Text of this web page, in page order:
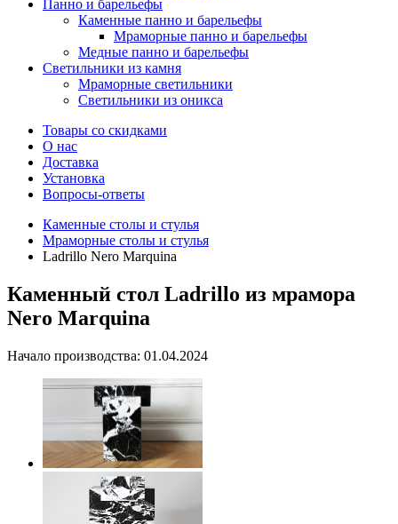
Панно и барельефы
Каменные панно и барельефы
Мраморные панно и барельефы
Медные панно и барельефы
Светильники из камня
Мраморные светильники
Светильники из оникса
Товары со скидками
О нас
Доставка
Установка
Вопросы-ответы
Каменные столы и стулья
Мраморные столы и стулья
Ladrillo Nero Marquina
Каменный стол Ladrillo из мрамора
Nero Marquina
Начало производства: 01.04.2024